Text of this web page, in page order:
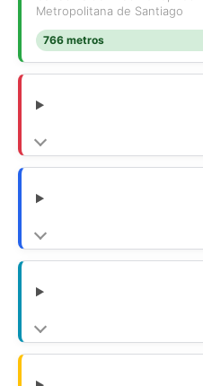
No dejes pasar esta oportunidad
Metropolitana de Santiago
766 metros